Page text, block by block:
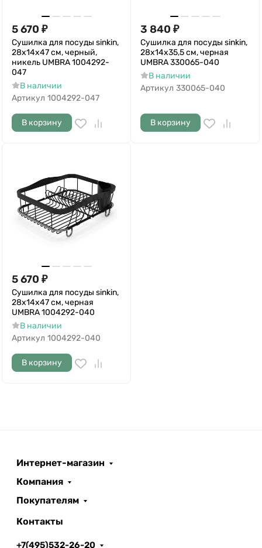
5 670 ₽
Сушилка для посуды sinkin,
28х14х47 см, черный,
никель UMBRA 1004292-
047
В наличии
Артикул 1004292-047
В корзину
3 840 ₽
Сушилка для посуды sinkin,
28х14х35,5 см, черная
UMBRA 330065-040
В наличии
Артикул 330065-040
В корзину
5 670 ₽
Сушилка для посуды sinkin,
28х14х47 см, черная
UMBRA 1004292-040
В наличии
Артикул 1004292-040
В корзину
Интернет-магазин
Компания
Покупателям
Контакты
+7(495)532-26-20